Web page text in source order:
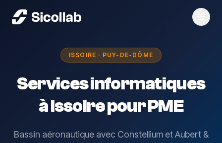
Menu
ISSOIRE · PUY-DE-DÔME
Services informatiques
à Issoire pour PME
Bassin aéronautique avec Constellium et Aubert &